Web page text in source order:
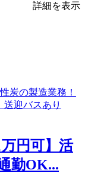
詳細を表示
万円可】活
勤OK...